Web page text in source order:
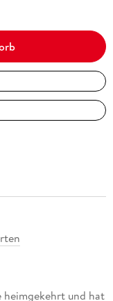
heimgekehrt und hat